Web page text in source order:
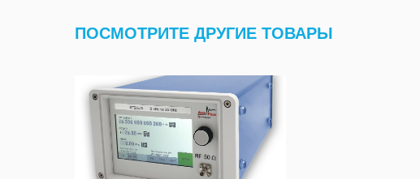
ПОСМОТРИТЕ ДРУГИЕ ТОВАРЫ